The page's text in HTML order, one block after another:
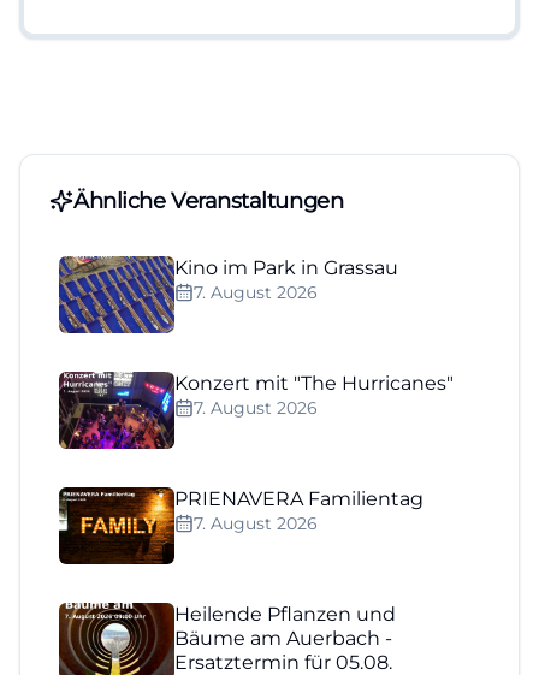
Ähnliche Veranstaltungen
Kino im Park in Grassau
7. August 2026
Konzert mit "The Hurricanes"
7. August 2026
PRIENAVERA Familientag
7. August 2026
Heilende Pflanzen und
Bäume am Auerbach -
Ersatztermin für 05.08.